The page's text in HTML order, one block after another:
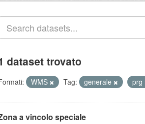
dataset trovato
WMS Tag: generale prg
a vincolo speciale